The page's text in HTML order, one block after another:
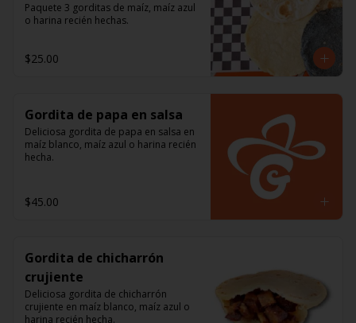
Paquete 3 gorditas de maíz, maíz azul
o harina recién hechas.
$25.00
Gordita de papa en salsa
Deliciosa gordita de papa en salsa en
maíz blanco, maíz azul o harina recién
hecha.
$45.00
Gordita de chicharrón
crujiente
Deliciosa gordita de chicharrón
crujiente en maíz blanco, maíz azul o
harina recién hecha.